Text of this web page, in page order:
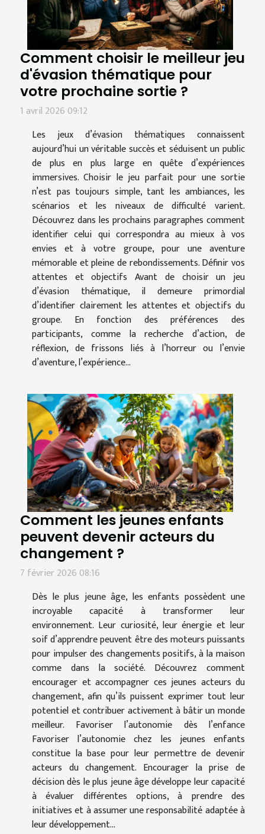
Comment choisir le meilleur jeu
d'évasion thématique pour
votre prochaine sortie ?
1 avril 2026 09:12
Les jeux d’évasion thématiques connaissent
aujourd’hui un véritable succès et séduisent un public
de plus en plus large en quête d’expériences
immersives. Choisir le jeu parfait pour une sortie
n’est pas toujours simple, tant les ambiances, les
scénarios et les niveaux de difficulté varient.
Découvrez dans les prochains paragraphes comment
identifier celui qui correspondra au mieux à vos
envies et à votre groupe, pour une aventure
mémorable et pleine de rebondissements. Définir vos
attentes et objectifs Avant de choisir un jeu
d’évasion thématique, il demeure primordial
d’identifier clairement les attentes et objectifs du
groupe. En fonction des préférences des
participants, comme la recherche d’action, de
réflexion, de frissons liés à l’horreur ou l’envie
d’aventure, l’expérience...
Comment les jeunes enfants
peuvent devenir acteurs du
changement ?
7 février 2026 08:16
Dès le plus jeune âge, les enfants possèdent une
incroyable capacité à transformer leur
environnement. Leur curiosité, leur énergie et leur
soif d’apprendre peuvent être des moteurs puissants
pour impulser des changements positifs, à la maison
comme dans la société. Découvrez comment
encourager et accompagner ces jeunes acteurs du
changement, afin qu’ils puissent exprimer tout leur
potentiel et contribuer activement à bâtir un monde
meilleur. Favoriser l’autonomie dès l’enfance
Favoriser l’autonomie chez les jeunes enfants
constitue la base pour leur permettre de devenir
acteurs du changement. Encourager la prise de
décision dès le plus jeune âge développe leur capacité
à évaluer différentes options, à prendre des
initiatives et à assumer une responsabilité adaptée à
leur développement...